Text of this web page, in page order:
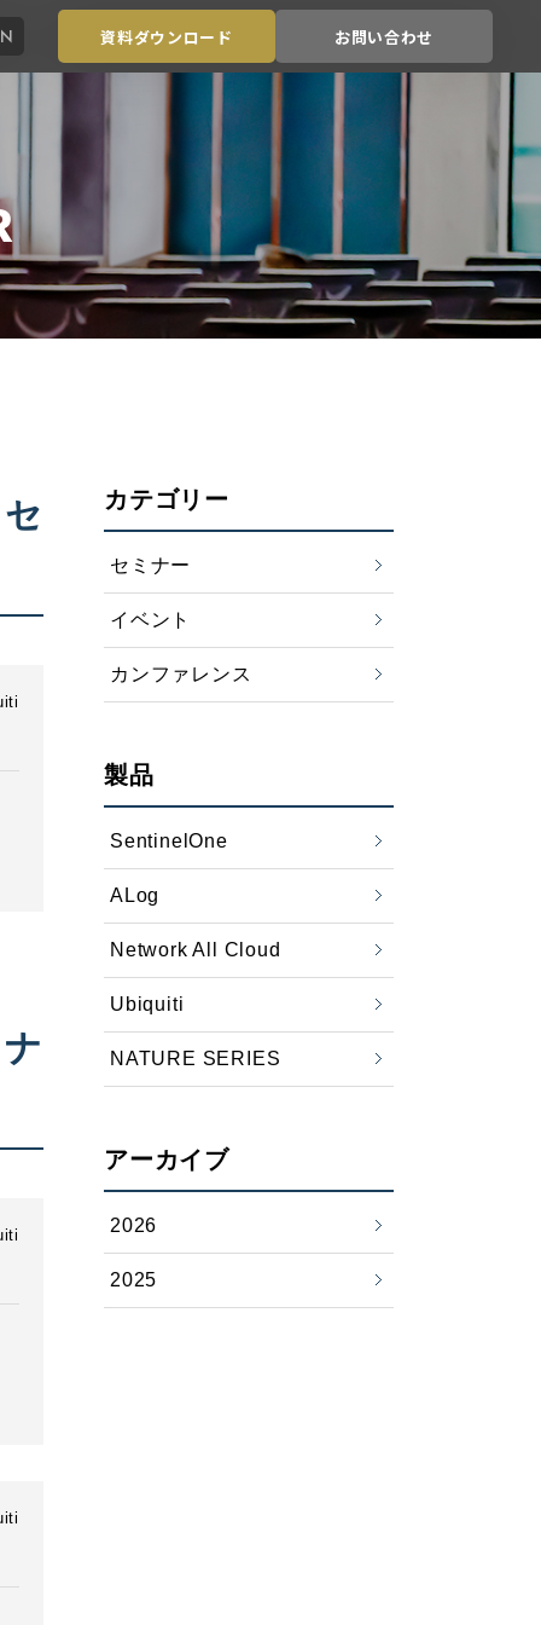
資料ダウンロード お問い合わせ
カテゴリー
セミナー
イベント
カンファレンス
製品
SentinelOne
ALog
Network All Cloud
Ubiquiti
NATURE SERIES
アーカイブ
2026
2025